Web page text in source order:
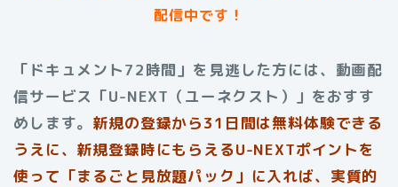
配信中です！
「ドキュメント72時間」を見逃した方には、動画配
信サービス「U-NEXT（ユーネクスト）」をおすす
めします。 新規の登録から31日間は無料体験できる
うえに、新規登録時にもらえるU-NEXTポイントを
使って「まるごと見放題パック」に入れば、実質的